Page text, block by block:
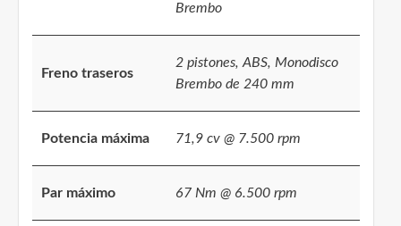
Brembo
Freno traseros
2 pistones, ABS, Monodisco
Brembo de 240 mm
Potencia máxima 71,9 cv @ 7.500 rpm
Par máximo 67 Nm @ 6.500 rpm